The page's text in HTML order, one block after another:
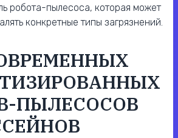
робота-пылесоса, которая может
конкретные типы загрязнений.
ПЫЛЕСОСОВ